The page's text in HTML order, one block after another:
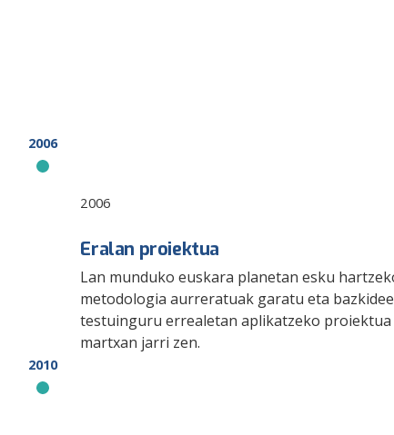
2006
2006
Eralan proiektua
Lan munduko euskara planetan esku
metodologia aurreratuak garatu eta
testuinguru errealetan aplikatzeko proiektua
martxan jarri zen.
2010